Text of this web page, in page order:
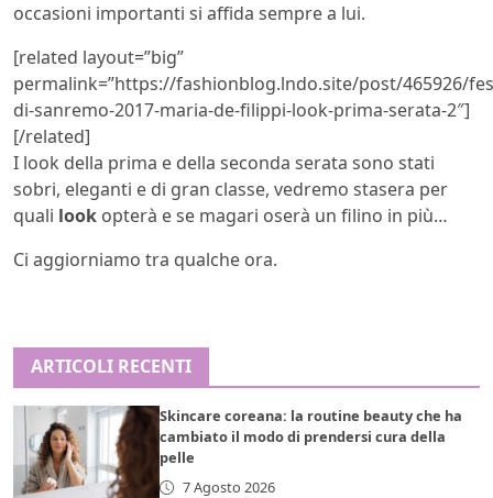
occasioni importanti si affida sempre a lui.
[related layout=”big”
permalink=”https://fashionblog.lndo.site/post/465926/
di-sanremo-2017-maria-de-filippi-look-prima-serata-2″]
[/related]
I look della prima e della seconda serata sono stati
sobri, eleganti e di gran classe, vedremo stasera per
quali look opterà e se magari oserà un filino in più…
Ci aggiorniamo tra qualche ora.
ARTICOLI RECENTI
Skincare coreana: la routine beauty che ha
cambiato il modo di prendersi cura della
pelle
7 Agosto 2026